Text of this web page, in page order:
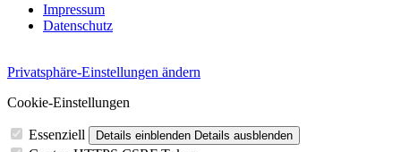
Impressum
Datenschutz
Privatsphäre-Einstellungen ändern
Cookie-Einstellungen
Essenziell Details einblenden Details ausblenden